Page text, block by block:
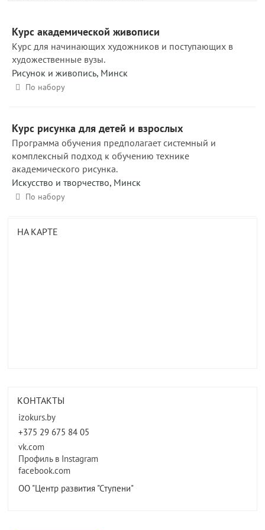
Курс академической живописи
Курс для начинающих художников и поступающих в
художественные вузы.
Рисунок и живопись, Минск
По набору
Курс рисунка для детей и взрослых
Программа обучения предполагает системный и
комплексный подход к обучению технике
академического рисунка.
Искусство и творчество, Минск
По набору
НА КАРТЕ
КОНТАКТЫ
izokurs.by
+375 29 675 84 05
vk.com
Профиль в Instagram
facebook.com
ОО "Центр развития "Ступени"